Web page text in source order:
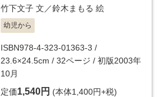
竹下文子 文／鈴木まもる 絵
幼児から
ISBN978-4-323-01363-3 /
23.6×24.5cm / 32ページ / 初版2003年
10月
定価1,540円 (本体1,400円+税)